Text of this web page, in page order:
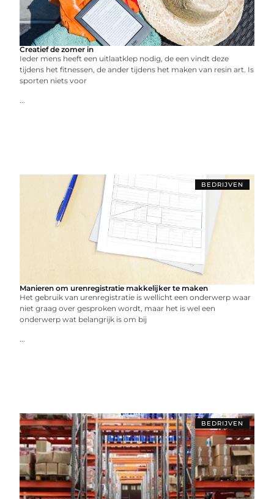
Creatief de zomer in
Ieder mens heeft een uitlaatklep nodig, de een vindt deze
tijdens het fitnessen, de ander tijdens het maken van resin art. Is
sporten niets voor
...
BEDRIJVEN
Manieren om urenregistratie makkelijker te maken
Het gebruik van urenregistratie is wellicht een onderwerp waar
niet graag over gesproken wordt, maar het is wel een
onderwerp wat belangrijk is om bij
...
BEDRIJVEN